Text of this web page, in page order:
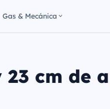
Gas & Mecánica
23 cm de